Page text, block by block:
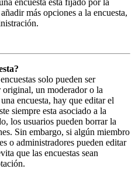
más opciones a la encuesta,
solo pueden ser
un moderador o la
encuesta, hay que editar el
siempre esta asociado a la
los usuarios pueden borrar la
Sin embargo, si algún miembro
o administradores pueden editar
que las encuestas sean